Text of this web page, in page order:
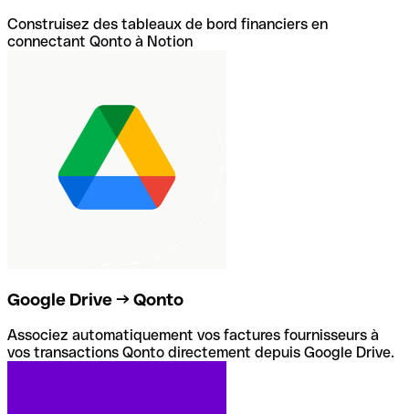
Construisez des tableaux de bord financiers en
connectant Qonto à Notion
Google Drive → Qonto
Associez automatiquement vos factures fournisseurs à
vos transactions Qonto directement depuis Google Drive.